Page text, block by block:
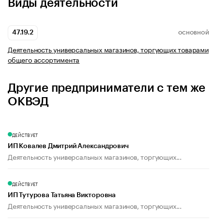
Виды деятельности
47.19.2 ОСНОВНОЙ
Деятельность универсальных магазинов, торгующих товарами
общего ассортимента
Другие предприниматели с тем же
ОКВЭД
ДЕЙСТВУЕТ
ИП Ковалев Дмитрий Александрович
Деятельность универсальных магазинов, торгующих...
ДЕЙСТВУЕТ
ИП Тутурова Татьяна Викторовна
Деятельность универсальных магазинов, торгующих...